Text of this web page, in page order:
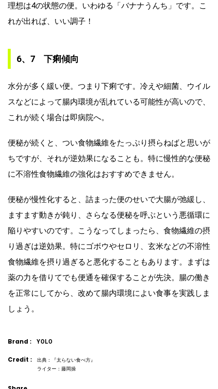
理想は4の状態の便。いわゆる「バナナうんち」です。こ
れが出れば、いい調子！
6、7 下痢傾向
水分が多く緩い便。つまり下痢です。冷えや細菌、ウイル
スなどによって腸内環境が乱れている可能性が高いので、
これが続く場合は即病院へ。
便秘が続くと、つい食物繊維をたっぷり摂らねばと思いが
ちですが、それが逆効果になることも。特に慢性的な便秘
に不溶性食物繊維の強化はおすすめできません。
便秘が慢性化すると、詰まった便のせいで大腸が弛緩し、
ますます動きが鈍り、さらなる便秘を呼ぶという悪循環に
陥りやすいのです。こうなってしまったら、食物繊維の摂
り過ぎは逆効果。特にゴボウやセロリ、玄米などの不溶性
食物繊維を摂り過ぎると悪化することもあります。まずは
薬の力を借りてでも便通を確保することが先決。腸の働き
を正常にしてから、改めて腸内環境によい食事を実践しま
しょう。
Brand : YOLO
Credit :
出典：『太らない食べ方』
ライター：藤岡操